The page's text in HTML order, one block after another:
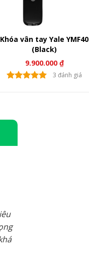
Khóa vân tay Yale YMF40
(Black)
9.900.000₫
3 đánh giá